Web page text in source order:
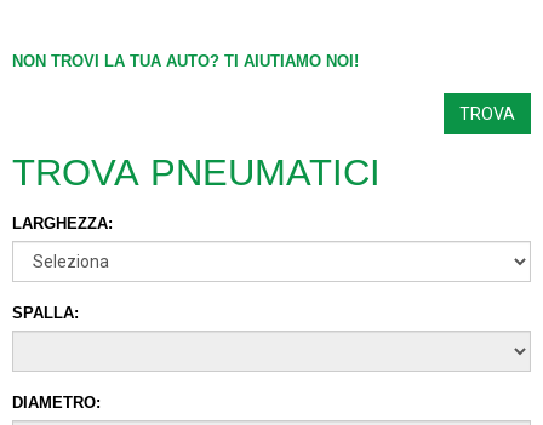
NON TROVI LA TUA AUTO? TI AIUTIAMO NOI!
TROVA PNEUMATICI
LARGHEZZA:
SPALLA:
DIAMETRO: